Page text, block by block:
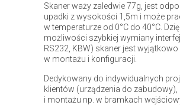
Skaner waży zaledwie 77g, jest
upadki z wysokości 1,5m i może
w temperaturze od 0°C do 40°C.
możliwości szybkiej wymiany
RS232, KBW) skaner jest wyjątkowo
w montażu i konfiguracji.
Dedykowany do indywidualnych
klientów (urządzenia do
i montażu np. w bramkach